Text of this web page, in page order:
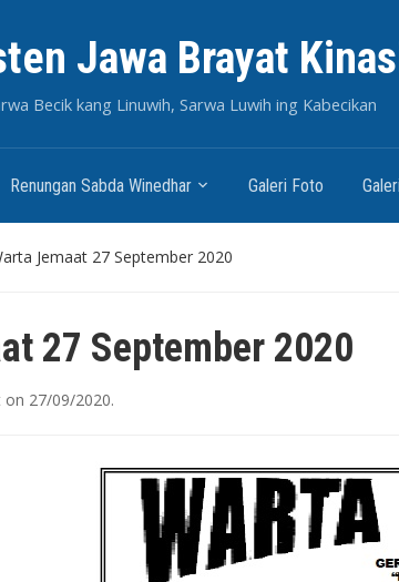
Jawa Brayat
Becik kang Linuwih, Sarwa Luwih ing Kabecikan
Renungan Sabda Winedhar Galeri Foto
Jemaat 27 September 2020
27 September 2020
on 27/09/2020.